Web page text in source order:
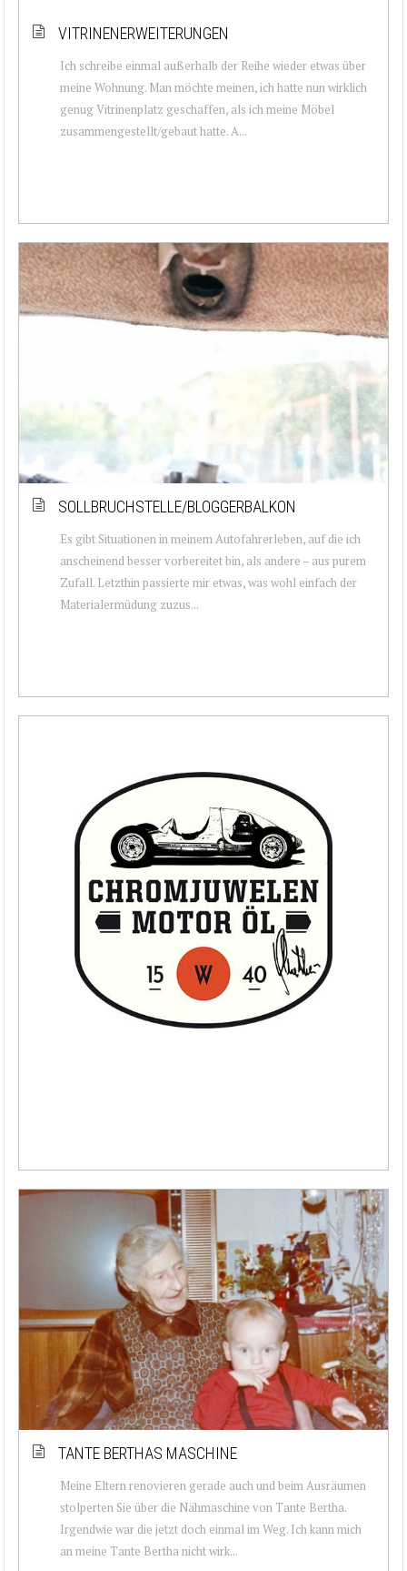
VITRINENERWEITERUNGEN
Ich schreibe einmal außerhalb der Reihe wieder etwas über
meine Wohnung. Man möchte meinen, ich hatte nun wirklich
genug Vitrinenplatz geschaffen, als ich meine Möbel
zusammengestellt/gebaut hatte. A...
SOLLBRUCHSTELLE/BLOGGERBALKON
Es gibt Situationen in meinem Autofahrerleben, auf die ich
anscheinend besser vorbereitet bin, als andere – aus purem
Zufall. Letzthin passierte mir etwas, was wohl einfach der
Materialermüdung zuzus...
TANTE BERTHAS MASCHINE
Meine Eltern renovieren gerade auch und beim Ausräumen
stolperten Sie über die Nähmaschine von Tante Bertha.
Irgendwie war die jetzt doch einmal im Weg. Ich kann mich
an meine Tante Bertha nicht wirk...